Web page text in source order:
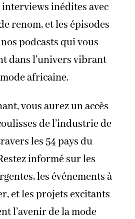
inédites avec
renom, et les épisodes
podcasts qui vous
dans l’univers vibrant
africaine.
vous aurez un accès
de l’industrie de
les 54 pays du
informé sur les
les événements à
et les projets excitants
l’avenir de la mode